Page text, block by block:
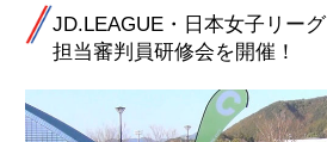
JD.LEAGUE・日本女子リーグ
担当審判員研修会を開催！